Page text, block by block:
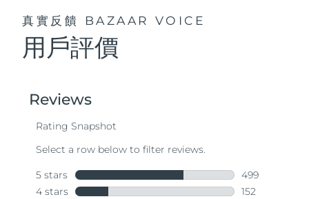
真實反饋 BAZAAR VOICE
用戶評價